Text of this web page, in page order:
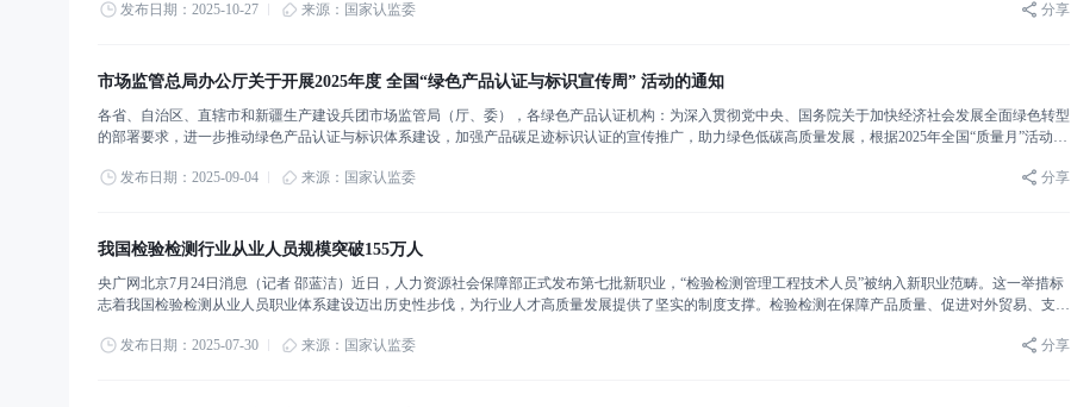
发布日期：2025-10-27
来源：国家认监委 分享
市场监管总局办公厅关于开展2025年度 全国“绿色产品认证与标识宣传周” 活动的通知
各省、自治区、直辖市和新疆生产建设兵团市场监管局（厅、委），各绿色产品认证机构：为深入贯彻党中央、国务院关于加快经济社会发展全面绿色转型
的部署要求，进一步推动绿色产品认证与标识体系建设，加强产品碳足迹标识认证的宣传推广，助力绿色低碳高质量发展，根据2025年全国“质量月”活动的
发布日期：2025-09-04
来源：国家认监委 分享
我国检验检测行业从业人员规模突破155万人
央广网北京7月24日消息（记者 邵蓝洁）近日，人力资源社会保障部正式发布第七批新职业，“检验检测管理工程技术人员”被纳入新职业范畴。这一举措标
志着我国检验检测从业人员职业体系建设迈出历史性步伐，为行业人才高质量发展提供了坚实的制度支撑。检验检测在保障产品质量、促进对外贸易、支撑
发布日期：2025-07-30
来源：国家认监委 分享